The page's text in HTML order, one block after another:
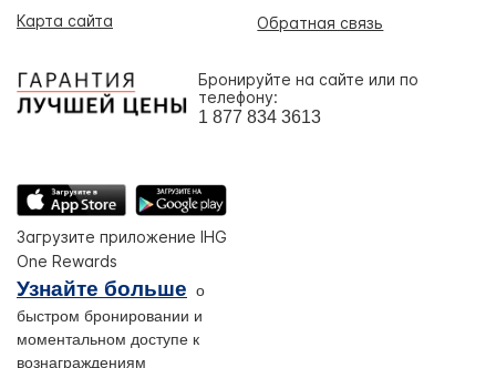
Карта сайта
Обратная связь
Бронируйте на сайте или по
телефону:
1 877 834 3613
Загрузите приложение IHG
One Rewards
Узнайте больше о
быстром бронировании и
моментальном доступе к
вознаграждениям